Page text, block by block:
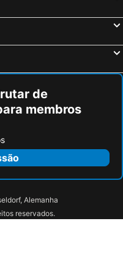
- Klobenstein, bed and breakfasts
de
membros
Alemanha
reservados.